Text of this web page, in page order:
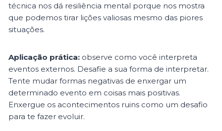
técnica nos dá resiliência mental porque nos mostra
que podemos tirar lições valiosas mesmo das piores
situações.
Aplicação prática: observe como você interpreta
eventos externos. Desafie a sua forma de interpretar.
Tente mudar formas negativas de enxergar um
determinado evento em coisas mais positivas.
Enxergue os acontecimentos ruins como um desafio
para te fazer evoluir.